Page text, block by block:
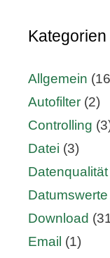
Kategorien
Allgemein
Autofilter (2)
Controlling
Datei (3)
Datenqualität
Datumswerte
Download
Email (1)